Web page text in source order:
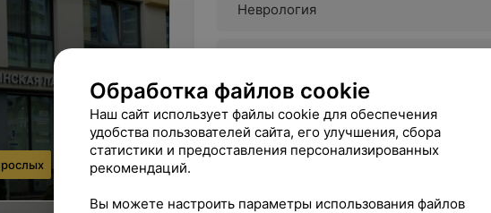
Неврология
УЗ «3-я городская детская
Юридический адрес: 220024, г. Минск, ул.
На правах рекламы
Обработка файлов cookie
Наш сайт использует файлы cookie для обеспечения
удобства пользователей сайта, его улучшения, сбора
статистики и предоставления персонализированных
рекомендаций.
Вы можете настроить параметры использования файлов